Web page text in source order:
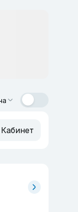
Кабинет